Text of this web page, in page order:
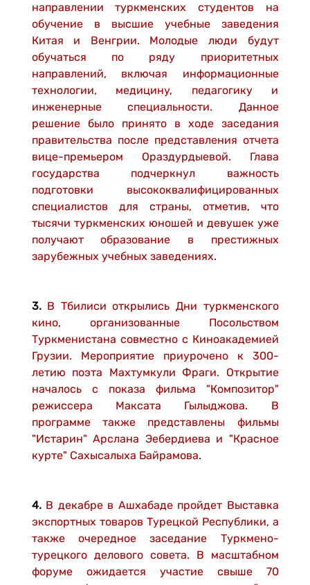
направлении туркменских студентов на
обучение в высшие учебные заведения
Китая и Венгрии. Молодые люди будут
обучаться по ряду приоритетных
направлений, включая информационные
технологии, медицину, педагогику и
инженерные специальности. Данное
решение было принято в ходе заседания
правительства после представления отчета
вице-премьером Ораздурдыевой. Глава
государства подчеркнул важность
подготовки высококвалифицированных
специалистов для страны, отметив, что
тысячи туркменских юношей и девушек уже
получают образование в престижных
зарубежных учебных заведениях.
3. В Тбилиси открылись Дни туркменского
кино, организованные Посольством
Туркменистана совместно с Киноакадемией
Грузии. Мероприятие приурочено к 300-
летию поэта Махтумкули Фраги. Открытие
началось с показа фильма "Композитор"
режиссера Максата Гылыджова. В
программе также представлены фильмы
"Истарин" Арслана Эебердиева и "Красное
курте" Сахысалыха Байрамова.
4. В декабре в Ашхабаде пройдет Выставка
экспортных товаров Турецкой Республики, а
также очередное заседание Туркмено-
турецкого делового совета. В масштабном
форуме ожидается участие свыше 70